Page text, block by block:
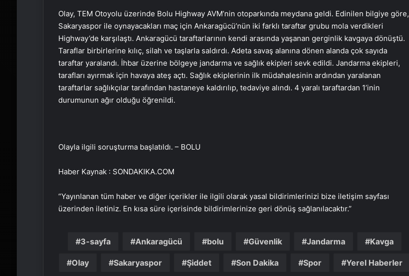
Olay, TEM Otoyolu üzerinde Bolu Highway AVM’nin otoparkında meydana geldi. Edinilen bilgiye göre,
Sakaryaspor ile oynayacakları maç için Ankaragücü’nün iki farklı taraftar grubu mola verdikleri
Highway’de karşılaştı. Ankaragücü taraftarlarının kendi arasında yaşanan gerginlik kavgaya dönüştü.
Taraflar birbirlerine kılıç, silah ve taşlarla saldırdı. Adeta savaş alanına dönen alanda çok sayıda
taraftar yaralandı. İhbar üzerine bölgeye jandarma ve sağlık ekipleri sevk edildi. Jandarma ekipleri,
tarafları ayırmak için havaya ateş açtı. Sağlık ekiplerinin ilk müdahalesinin ardından yaralanan
taraftarlar sağlıkçılar tarafından hastaneye kaldırılıp, tedaviye alındı. 4 yaralı taraftardan 1’inin
durumunun ağır olduğu öğrenildi.
Olayla ilgili soruşturma başlatıldı. – BOLU
Haber Kaynak : SONDAKIKA.COM
“Yayınlanan tüm haber ve diğer içerikler ile ilgili olarak yasal bildirimlerinizi bize iletişim sayfası
üzerinden iletiniz. En kısa süre içerisinde bildirimlerinize geri dönüş sağlanılacaktır.”
3-sayfa Ankaragücü bolu Güvenlik Jandarma Kavga
Olay Sakaryaspor Şiddet Son Dakika Spor Yerel Haberler
Nişantaşı Üniversitesi’nden 2026 YKS
Adaylarına Çifte Güvence: Sabit
Ücret ve Kesintisiz Burs